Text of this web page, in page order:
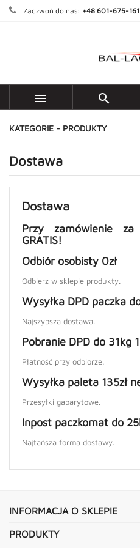
Zadzwoń do nas: +48 601-675-161
 
KATEGORIE - PRODUKTY
Dostawa
Dostawa
Przy zamówienie
GRATIS!
Odbiór osobisty 0zł
Odbierz w sklepie produkty.
Wysyłka DPD paczka
Najszybsza dostawa.
Pobranie DPD do 31kg
Płatność przy odbiorze.
Wysyłka paleta 135zł
Przesyłki gabarytowe.
Inpost paczkomat do
Najtańsza forma dostawy.
INFORMACJA O SKLEPIE
PRODUKTY